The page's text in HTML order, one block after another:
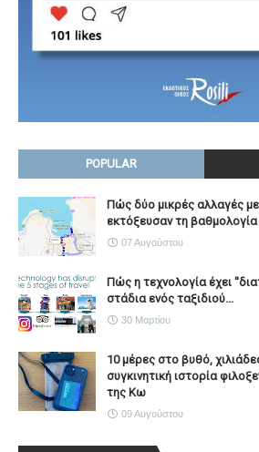
POPULAR
Πώς δύο μικρές αλλαγές
εκτόξευσαν τη
07 Αυγούστου
Πώς η τεχνολογία έχει
στάδια ενός ταξιδιού...
30 Μαρτίου
10 μέρες στο βυθό,
συγκινητική ιστορία
της Κω
09 Αυγούστου